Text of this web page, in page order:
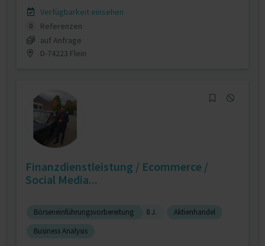
Verfügbarkeit einsehen
0
Referenzen
auf Anfrage
D-74223 Flein
Finanzdienstleistung / Ecommerce /
Social Media...
Börseneinführungsvorbereitung 8 J.
Aktienhandel
Business Analysis